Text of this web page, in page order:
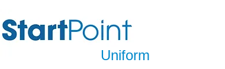
Uniform